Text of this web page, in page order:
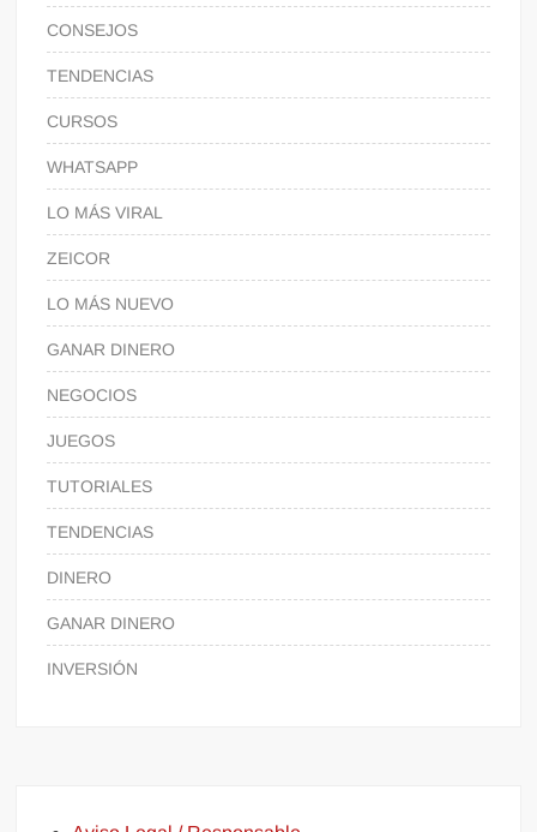
CONSEJOS
TENDENCIAS
CURSOS
WHATSAPP
LO MÁS VIRAL
ZEICOR
LO MÁS NUEVO
GANAR DINERO
NEGOCIOS
JUEGOS
TUTORIALES
TENDENCIAS
DINERO
GANAR DINERO
INVERSIÓN